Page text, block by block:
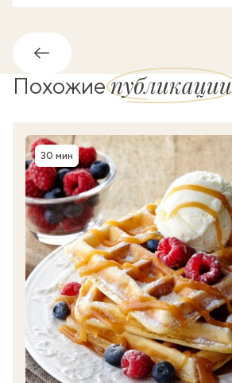
Обратно
Похожиепубликации
Время приготовления
30 мин